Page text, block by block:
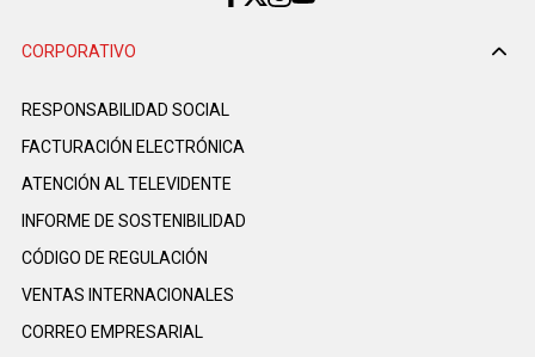
CORPORATIVO
RESPONSABILIDAD SOCIAL
FACTURACIÓN ELECTRÓNICA
ATENCIÓN AL TELEVIDENTE
INFORME DE SOSTENIBILIDAD
CÓDIGO DE REGULACIÓN
VENTAS INTERNACIONALES
CORREO EMPRESARIAL